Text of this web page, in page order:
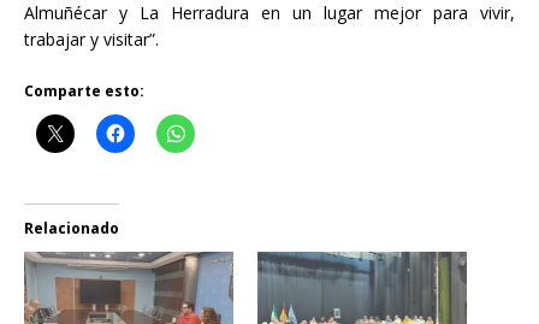
Almuñécar y La Herradura en un lugar mejor para vivir,
trabajar y visitar”.
Comparte esto:
Relacionado